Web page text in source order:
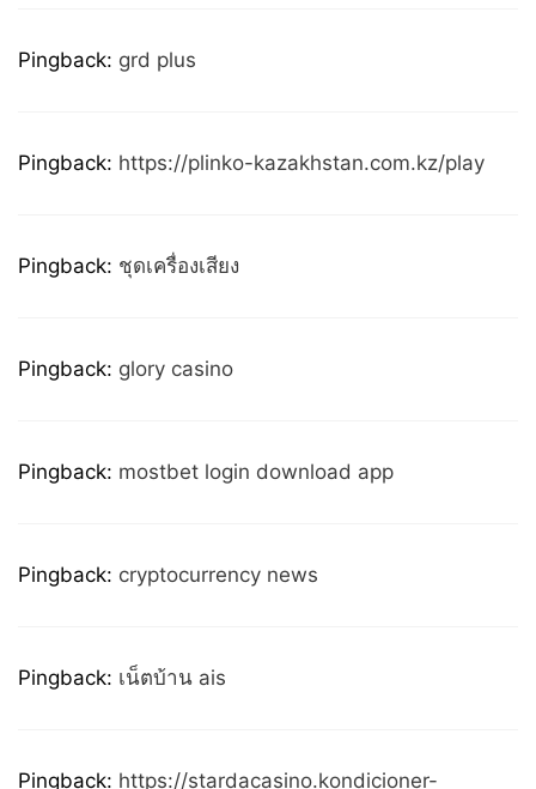
Pingback: grd plus
Pingback: https://plinko-kazakhstan.com.kz/play
Pingback: ชุดเครื่องเสียง
Pingback: glory casino
Pingback: mostbet login download app
Pingback: cryptocurrency news
Pingback: เน็ตบ้าน ais
Pingback: https://stardacasino.kondicioner-